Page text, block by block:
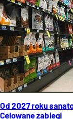
Od 2027 roku
Celowane zabiegi